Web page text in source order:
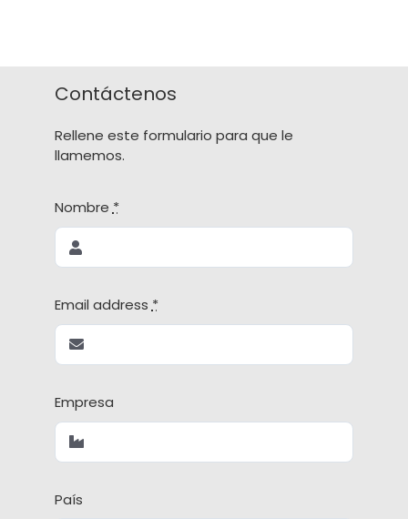
Contáctenos
Rellene este formulario para que le
llamemos.
Nombre*
Email address *
Empresa
País